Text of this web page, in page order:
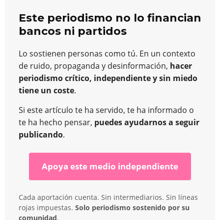
Este periodismo no lo financian
bancos ni partidos
Lo sostienen personas como tú. En un contexto
de ruido, propaganda y desinformación, hacer
periodismo crítico, independiente y sin miedo
tiene un coste.
Si este artículo te ha servido, te ha informado o
te ha hecho pensar, puedes ayudarnos a seguir
publicando.
Apoya este medio independiente
Cada aportación cuenta. Sin intermediarios. Sin líneas
rojas impuestas. Solo periodismo sostenido por su
comunidad.